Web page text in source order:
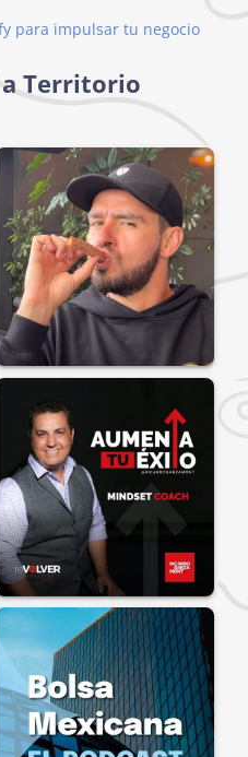
para impulsar tu negocio
a Territorio